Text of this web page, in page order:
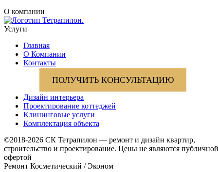
О компании
Услуги
Главная
О Компании
Контакты
ПОЛУЧИТЬ КОНСУЛЬТАЦИЮ
Дизайн интерьера
Проектирование коттеджей
Клининговые услуги
Комплектация объекта
©2018-2026 СК Тетрапилон — ремонт и дизайн квартир,
строительство и проектирование. Цены не являются публичной
офертой
Ремонт Косметический / Эконом​